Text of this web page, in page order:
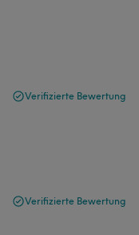
Verifizierte Bewertung
Verifizierte Bewertung